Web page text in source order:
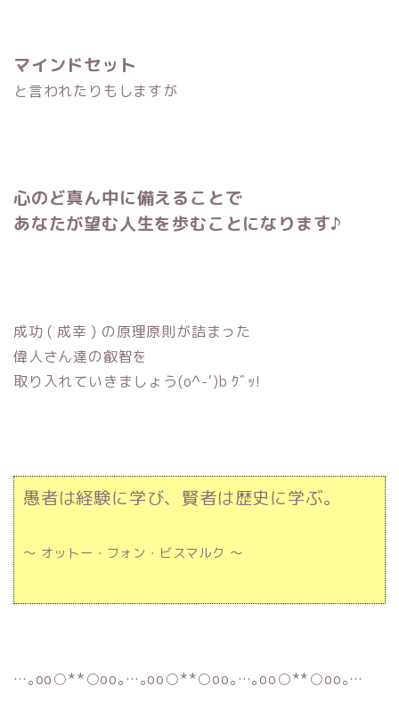
マインドセット
と言われたりもしますが
心のど真ん中に備えることで
あなたが望む人生を歩むことになります♪
成功 ( 成幸 ) の原理原則が詰まった
偉人さん達の叡智を
取り入れていきましょう(o^-‘)b ｸﾞｯ!
愚者は経験に学び、賢者は歴史に学ぶ。
～ オットー・フォン・ビスマルク ～
…｡oо○**○оo｡…｡oо○**○оo｡…｡oо○**○оo｡…